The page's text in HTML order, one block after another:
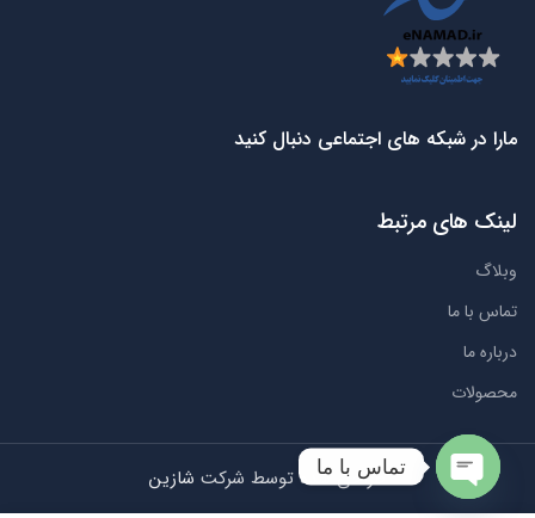
مارا در شبکه های اجتماعی دنبال کنید
لینک های مرتبط
وبلاگ
تماس با ما
درباره ما
محصولات
طراحی شده توسط شرکت شازین تماس با ما
Open